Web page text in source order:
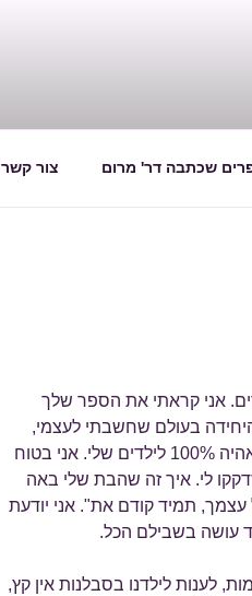
שכתבה דר' מרום צור קשר
אני קראתי את הספר שלך
בעולם שחשבתי לעצמי,
שאני בטוח לא אהיה כמו אמא שלי. אני בטוח אהיה 100% לילדים שלי. אני בטוח
לי. איך זה שהבת שלי באה
תמיד קודם את". אני יודעת
עושה בשבילם הכל.
לענות לילדנו בסבלנות אין קץ,